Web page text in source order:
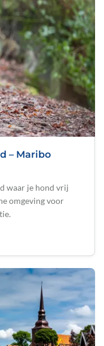
– Maribo
waar je hond vrij
omgeving voor